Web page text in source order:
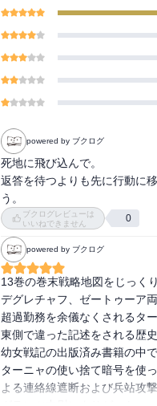
powered by ブクログ
死地に飛び込んで。
返答を待つよりも先に行動に
う。
ブクログレビューは
いいねできません
0
powered by ブクログ
13巻の巻末戦略地図をじっく
デグレチャフ、ゼートゥーア
超過勤務を余儀なくされるタ
東側で違った記述をされる歴史
幼女戦記の出版済み書籍の中
ターニャの使い捨て暗号を使
よる連絡線遮断および兵站攻撃